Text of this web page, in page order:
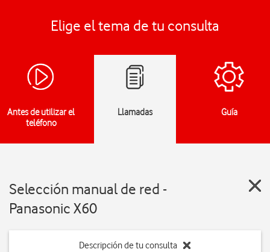
Elige el tema de tu consulta
Antes de utilizar el
teléfono
Llamadas Guía
Selección manual de red -
Panasonic X60
Descripción de tu consulta